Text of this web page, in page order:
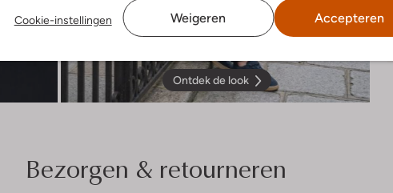
Cookie-instellingen Weigeren Accepteren
Ontdek de look
Bezorgen & retourneren